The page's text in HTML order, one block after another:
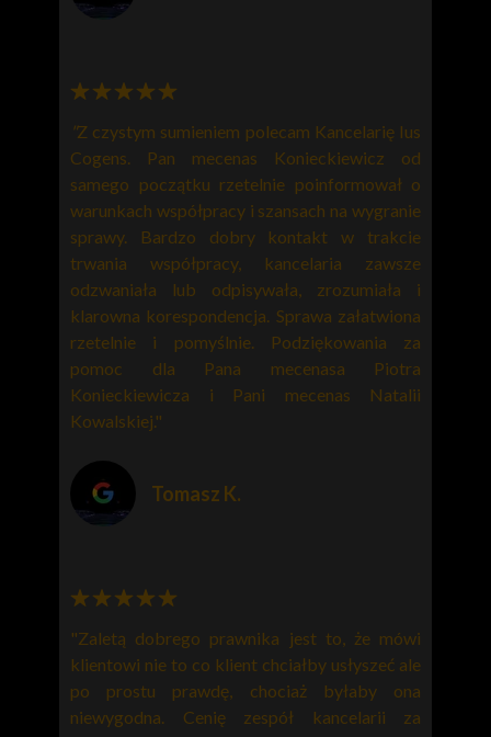
"Z czystym sumieniem polecam Kancelarię Ius
Cogens. Pan mecenas Konieckiewicz od
samego początku rzetelnie poinformował o
warunkach współpracy i szansach na wygranie
sprawy. Bardzo dobry kontakt w trakcie
trwania współpracy, kancelaria zawsze
odzwaniała lub odpisywała, zrozumiała i
klarowna korespondencja. Sprawa załatwiona
rzetelnie i pomyślnie. Podziękowania za
pomoc dla
Pana mecenasa Piotra
Konieckiewicza i Pani mecenas Natalii
Kowalskiej."
Tomasz K.
"Zaletą dobrego prawnika jest to, że mówi
klientowi nie to co klient chciałby usłyszeć ale
po prostu prawdę, chociaż byłaby ona
niewygodna. Cenię zespół kancelarii za